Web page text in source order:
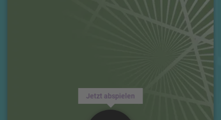
Jetzt abspielen